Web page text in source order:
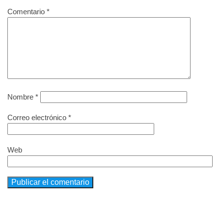
Comentario *
Nombre *
Correo electrónico *
Web